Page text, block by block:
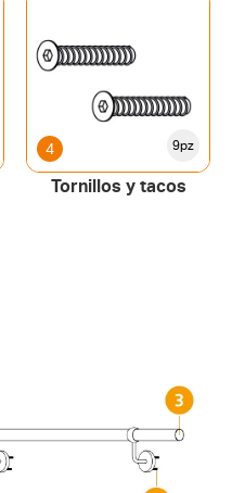
4 9pz
Tornillos y tacos